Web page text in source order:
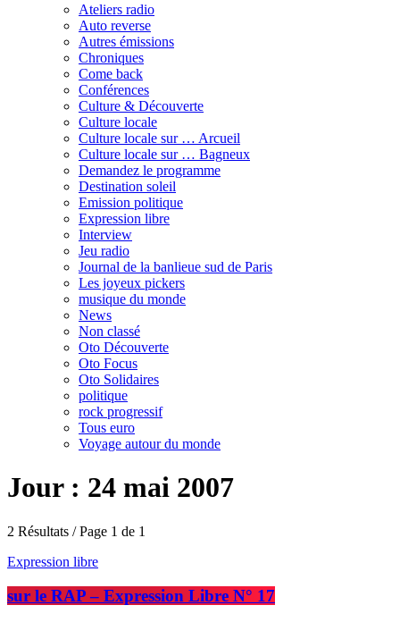
Ateliers radio
Auto reverse
Autres émissions
Chroniques
Come back
Conférences
Culture & Découverte
Culture locale
Culture locale sur … Arcueil
Culture locale sur … Bagneux
Demandez le programme
Destination soleil
Emission politique
Expression libre
Interview
Jeu radio
Journal de la banlieue sud de Paris
Les joyeux pickers
musique du monde
News
Non classé
Oto Découverte
Oto Focus
Oto Solidaires
politique
rock progressif
Tous euro
Voyage autour du monde
Jour : 24 mai 2007
2 Résultats / Page 1 de 1
Expression libre
sur le RAP – Expression Libre N° 17